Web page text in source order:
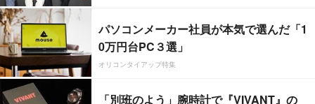
パソコンメーカー社員が本気で選んだ「1
0万円台PC３選」
オリコンタイアップ特集
「別班のよう」腕時計で『VIVANT』の